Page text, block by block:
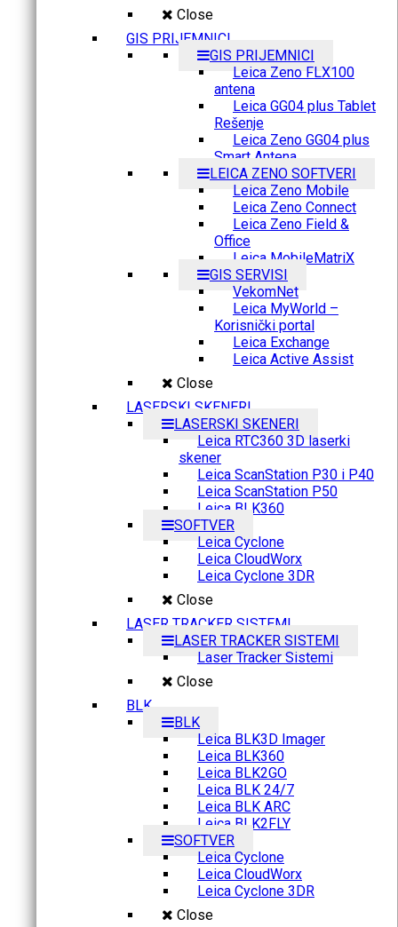
Close
GIS PRIJEMNICI
GIS PRIJEMNICI
Leica Zeno FLX100
antena
Leica GG04 plus Tablet
Rešenje
Leica Zeno GG04 plus
Smart Antena
LEICA ZENO SOFTVERI
Leica Zeno Mobile
Leica Zeno Connect
Leica Zeno Field &
Office
Leica MobileMatriX
GIS SERVISI
VekomNet
Leica MyWorld –
Korisnički portal
Leica Exchange
Leica Active Assist
Close
LASERSKI SKENERI
LASERSKI SKENERI
Leica RTC360 3D laserki
skener
Leica ScanStation P30 i P40
Leica ScanStation P50
Leica BLK360
SOFTVER
Leica Cyclone
Leica CloudWorx
Leica Cyclone 3DR
Close
LASER TRACKER SISTEMI
LASER TRACKER SISTEMI
Laser Tracker Sistemi
Close
BLK
BLK
Leica BLK3D Imager
Leica BLK360
Leica BLK2GO
Leica BLK 24/7
Leica BLK ARC
Leica BLK2FLY
SOFTVER
Leica Cyclone
Leica CloudWorx
Leica Cyclone 3DR
Close